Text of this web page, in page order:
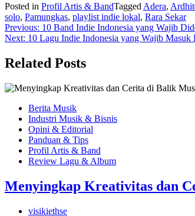
Posted in Profil Artis & BandTagged Adera,
solo, Pamungkas, playlist indie lokal, Rara Sekar
Navigasi
pos
Previous: 10 Band Indie Indonesia yang Wajib
Next: 10 Lagu Indie Indonesia yang Wajib
Related Posts
Berita Musik
Industri Musik & Bisnis
Opini & Editorial
Panduan & Tips
Profil Artis & Band
Review Lagu & Album
Menyingkap Kreativitas dan
visikiethse